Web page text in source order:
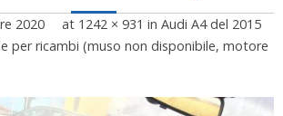
2020 at 1242 × 931 in Audi A4 del 2015
per ricambi (muso non disponibile, motore